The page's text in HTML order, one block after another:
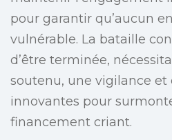
pour garantir qu’aucun
vulnérable. La bataille
d’être terminée,
soutenu, une vigilance et
innovantes pour
financement criant.